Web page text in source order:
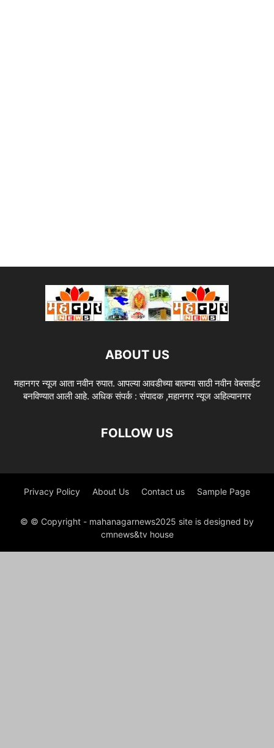
ABOUT US
महानगर न्यूज आता नवीन रुपात. आपल्या आवडीच्या बातम्या साठी नवीन वेबसाईट
बनविण्यात आली आहे. अधिक संपर्क : संपादक ,महानगर न्यूज अहिल्यानगर
FOLLOW US
Privacy Policy About Us Contact us Sample Page
© © Copyright - mahanagarnews2025 site is designed by
cmnews&tv house